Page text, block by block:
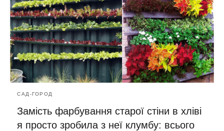
САД-ГОРОД
Замість фарбування старої стіни в хліві
я просто зробила з неї клумбу: всього